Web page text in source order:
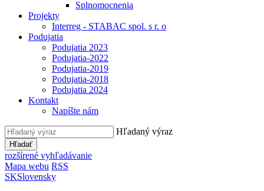
Splnomocnenia
Projekty
Interreg - STABAC spol. s r. o
Podujatia
Podujatia 2023
Podujatia-2022
Podujatia-2019
Podujatia-2018
Podujatia 2024
Kontakt
Napíšte nám
Hľadaný výraz
Hľadať
rozšírené vyhľadávanie
Mapa webu RSS
SKSlovensky